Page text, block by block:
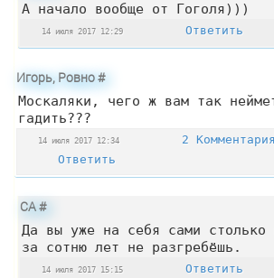
А начало вообще от Гоголя)))
14 июля 2017 12:29 Ответить
Игорь, Ровно#
Москаляки, чего ж вам так
гадить???
14 июля 2017 12:34
2
Ответить
СА#
Да вы уже на себя сами столько
за сотню лет не разгребёшь.
14 июля 2017 15:15 Ответить